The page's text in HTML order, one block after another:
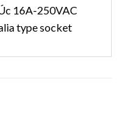
16A-250VAC
type socket